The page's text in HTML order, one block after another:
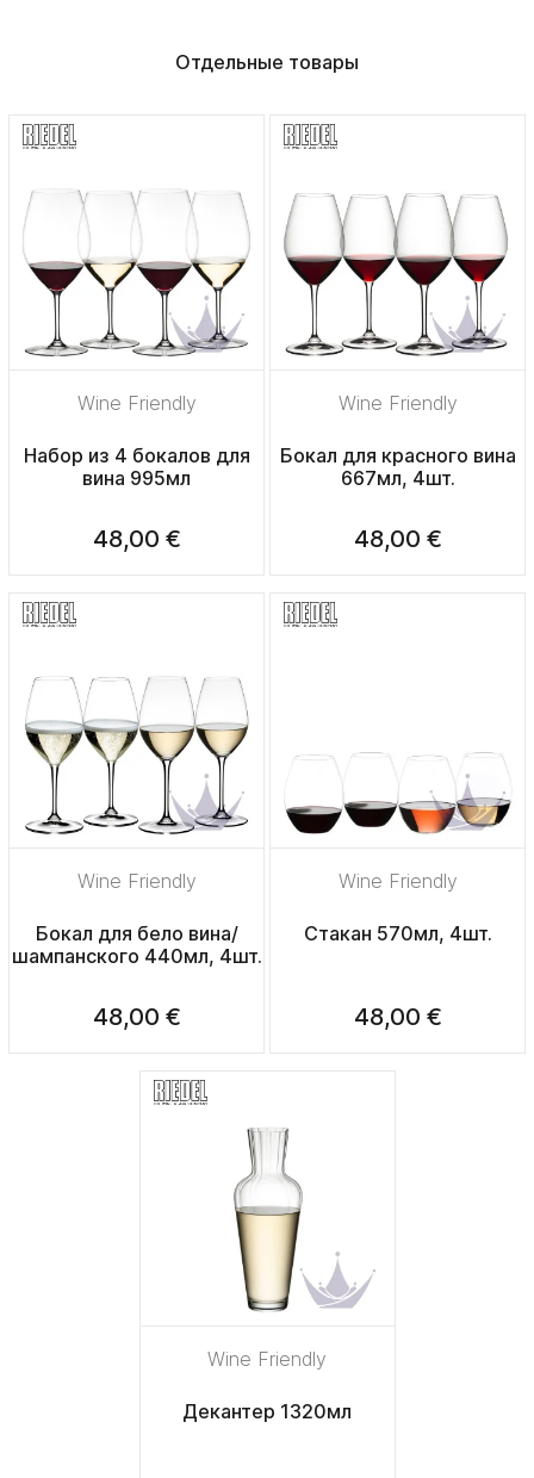
Отдельные товары
Wine Friendly
Набор из 4 бокалов для
вина 995мл
48,00 €
Wine Friendly
Бокал для красного вина
667мл, 4шт.
48,00 €
Wine Friendly
Бокал для бело вина/
шампанского 440мл, 4шт.
48,00 €
Wine Friendly
Стакан 570мл, 4шт.
48,00 €
Wine Friendly
Декантер 1320мл